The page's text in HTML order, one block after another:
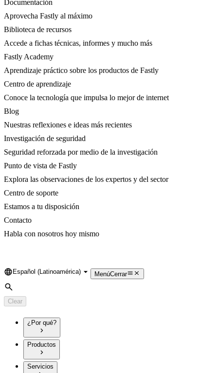
Documentación
Aprovecha Fastly al máximo
Biblioteca de recursos
Accede a fichas técnicas, informes y mucho más
Fastly Academy
Aprendizaje práctico sobre los productos de Fastly
Centro de aprendizaje
Conoce la tecnología que impulsa lo mejor de internet
Blog
Nuestras reflexiones e ideas más recientes
Investigación de seguridad
Seguridad reforzada por medio de la investigación
Punto de vista de Fastly
Explora las observaciones de los expertos y del sector
Centro de soporte
Estamos a tu disposición
Contacto
Habla con nosotros hoy mismo
Language
Español (Latinoamérica) MenúCerrar
Search
Clear
¿Por qué?
Productos
Servicios